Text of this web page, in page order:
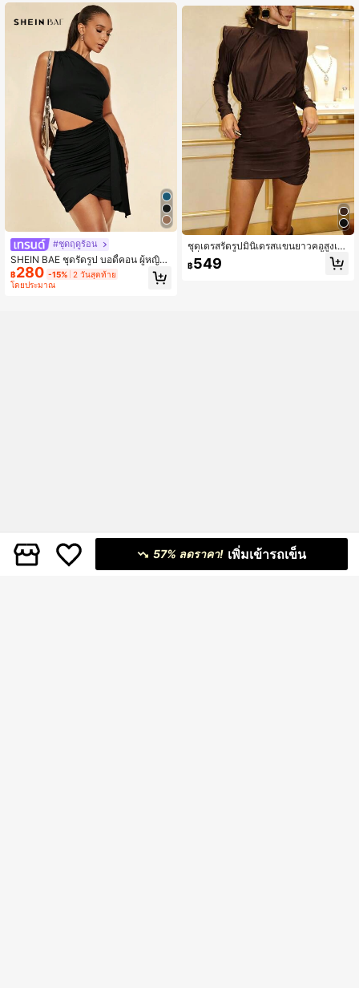
#ชุดฤดูร้อน
SHEIN BAE ชุดรัดรูป บอดี้คอน ผู้หญิง
ไหล่ข้างเดียว กลวงออก
฿280 -15% 2 วันสุดท้าย
โดยประมาณ
ชุดเดรสรัดรูปมินิเดรสแขนยาวคอสูงเซ็
กซี่สำหรับฤดูใบไม้ร่วงมาใหม่, สีพื้นเรีย
บหรู
฿549
57% ลดราคา! เพิ่มเข้ารถเข็น